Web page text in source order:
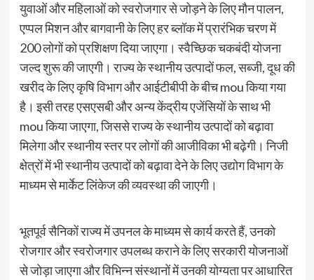
युवाओं और महिलाओं को स्वरोजगार से जोड़ने के लिए मौन पालन,
एप्पल मिशन और बागवानी के लिए हर ब्लॉक में प्रारंभिक चरण में
200 लोगों को प्रशिक्षण दिया जाएगा। स्वैच्छिक चकबंदी योजना
जल्द शुरू की जाएगी। राज्य के स्थानीय उत्पादों फल, सब्जी, दूध की
खरीद के लिए कृषि विभाग और आईटीबीपी के बीच mou किया गया
है। इसी तरह एसएसबी और अन्य केंद्रीय एजेंसियों के साथ भी
mou किया जाएगा, जिससे राज्य के स्थानीय उत्पादों को बढ़ावा
मिलेगा और स्थानीय स्तर पर लोगों की आजीविका भी बढ़ेगी। निजी
क्षेत्रों में भी स्थानीय उत्पादों को बढ़ावा देने के लिए उद्योग विभाग के
माध्यम से मार्केट लिंकेज की व्यवस्था की जाएगी।
भूतपूर्व सैनिकों राज्य में उपनल के माध्यम से कार्य करते हैं, उनको
रोजगार और स्वरोजगार उपलब्ध कराने के लिए सरकारी योजनाओं
से जोड़ा जाएगा और विभिन्न संस्थानों में उनकी योग्यता पर आधारित